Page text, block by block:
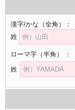
漢字/かな （全角）
：
姓
ローマ字 （半角）
：
姓